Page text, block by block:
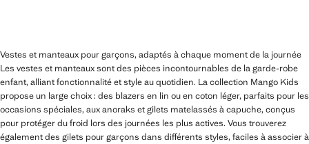
Vestes et manteaux pour garçons, adaptés à chaque moment de la journée
Les vestes et manteaux sont des pièces incontournables de la garde-robe
enfant, alliant fonctionnalité et style au quotidien. La collection Mango Kids
propose un large choix : des blazers en lin ou en coton léger, parfaits pour les
occasions spéciales, aux anoraks et gilets matelassés à capuche, conçus
pour protéger du froid lors des journées les plus actives. Vous trouverez
également des gilets pour garçons dans différents styles, faciles à associer à